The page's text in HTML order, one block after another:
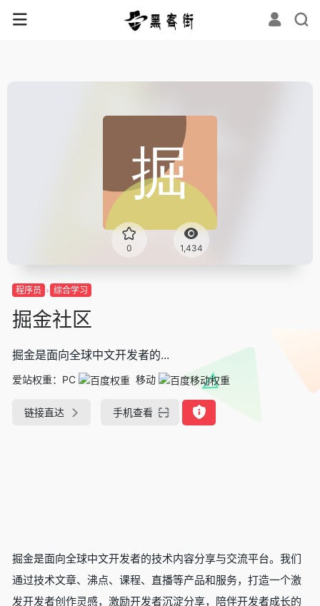
0 1,434
程序员 综合学习
掘金社区
掘金是面向全球中文开发者的...
爱站权重： PC 移动
链接直达 手机查看
掘金是面向全球中文开发者的技术内容分享与交流平台。我们
通过技术文章、沸点、课程、直播等产品和服务，打造一个激
发开发者创作灵感，激励开发者沉淀分享，陪伴开发者成长的